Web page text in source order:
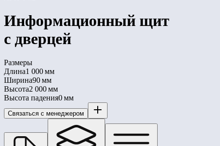
Информационный щит
с дверцей
Размеры
Длина1 000 мм
Ширина90 мм
Высота2 000 мм
Высота падения0 мм
Связаться с менеджером